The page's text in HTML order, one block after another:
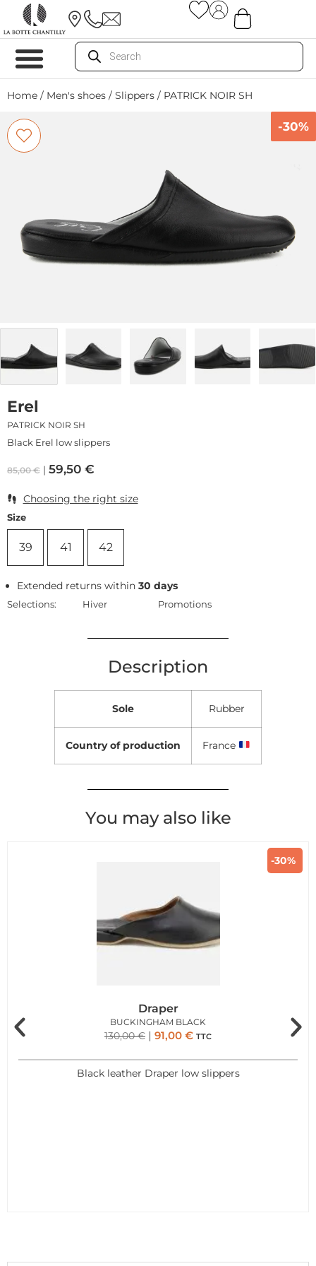
Home / Men's shoes / Slippers / PATRICK NOIR SH
-30%
Erel
PATRICK NOIR SH
Black Erel low slippers
85,00€ 59,50 €
Choosing the right size
Size
39 41 42
Extended returns within30 days
Selections: Hiver Promotions
Description
Sole Rubber
Country of production France
You may also like
-30%
Draper
BUCKINGHAM BLACK
130,00€ 91,00 € TTC
Black leather Draper low slippers